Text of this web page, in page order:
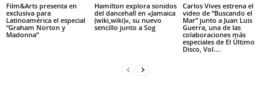
Film&Arts presenta en
exclusiva para
Latinoamérica el especial
“Graham Norton y
Madonna”
Hamilton explora sonidos
del dancehall en «Jamaica
(wiki,wiki)», su nuevo
sencillo junto a Sog
Carlos Vives estrena el
video de “Buscando el
Mar” junto a Juan Luis
Guerra, una de las
colaboraciones más
especiales de El Último
Disco, Vol....